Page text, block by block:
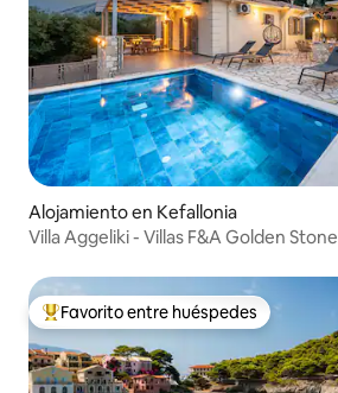
Alojamiento en Kefallonia
Villa Aggeliki - Villas F&A Golden Stone
Favorito entre huéspedes preferido
Favorito entre huéspedes